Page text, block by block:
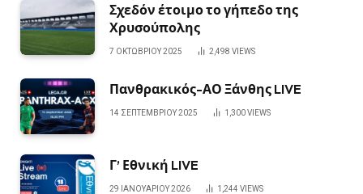
Σχεδόν έτοιμο το γήπεδο της
Χρυσούπολης
7 ΟΚΤΩΒΡΊΟΥ 2025 2,498 VIEWS
Πανθρακικός-ΑΟ Ξάνθης LIVE
14 ΣΕΠΤΕΜΒΡΊΟΥ 2025 1,300VIEWS
Γ’ Εθνική LIVE
29 ΙΑΝΟΥΑΡΊΟΥ 2026 1,244 VIEWS